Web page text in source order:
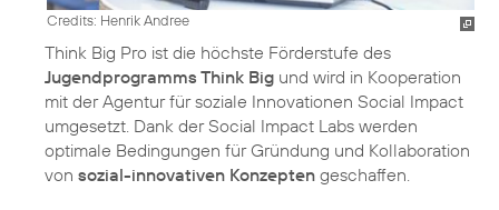
Credits: Henrik Andree
Think Big Pro ist die höchste Förderstufe des
Jugendprogramms Think Big und wird in Kooperation
mit der Agentur für soziale Innovationen Social Impact
umgesetzt. Dank der Social Impact Labs werden
optimale Bedingungen für Gründung und Kollaboration
von sozial-innovativen Konzepten geschaffen.